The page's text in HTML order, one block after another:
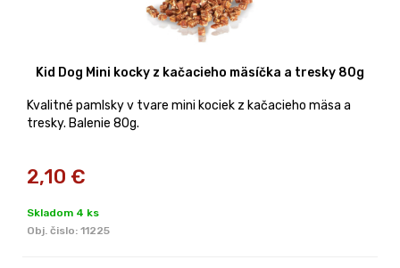
Kid Dog Mini kocky z kačacieho mäsíčka a tresky 80g
Kvalitné pamlsky v tvare mini kociek z kačacieho mäsa a
tresky. Balenie 80g.
2,10 €
Skladom 4 ks
Obj. čislo: 11225